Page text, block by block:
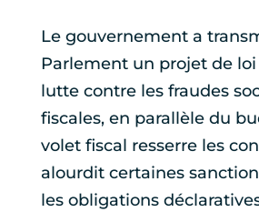
Le gouvernement a
Parlement un projet de
lutte contre les fraudes
fiscales, en parallèle du
volet fiscal resserre les
alourdit certaines
les obligations